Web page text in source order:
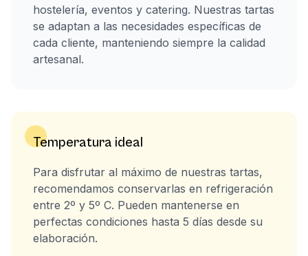
hostelería, eventos y catering. Nuestras tartas
se adaptan a las necesidades específicas de
cada cliente, manteniendo siempre la calidad
artesanal.
Temperatura ideal
Para disfrutar al máximo de nuestras tartas,
recomendamos conservarlas en refrigeración
entre 2º y 5º C. Pueden mantenerse en
perfectas condiciones hasta 5 días desde su
elaboración.